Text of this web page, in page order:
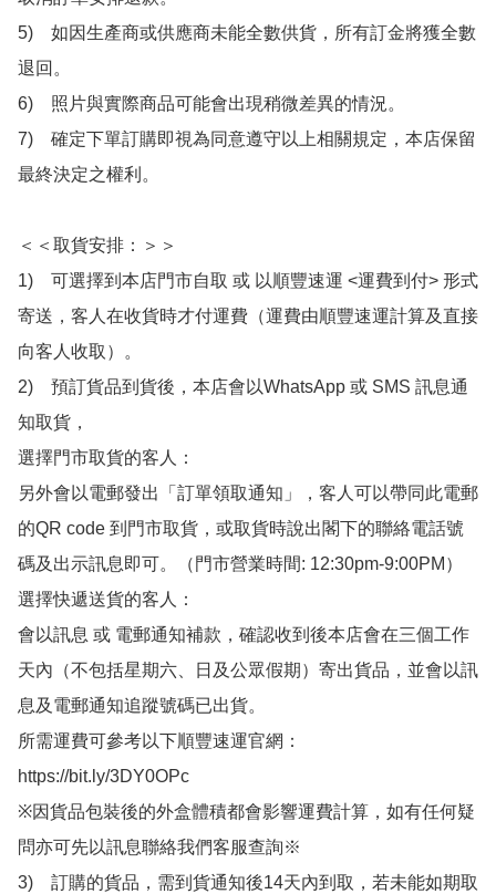
5)　如因生產商或供應商未能全數供貨，所有訂金將獲全數
退回。
6)　照片與實際商品可能會出現稍微差異的情況。
7)　確定下單訂購即視為同意遵守以上相關規定，本店保留
最終決定之權利。
＜＜取貨安排：＞＞
1)　可選擇到本店門市自取 或 以順豐速運 <運費到付> 形式
寄送，客人在收貨時才付運費（運費由順豐速運計算及直接
向客人收取）。
2)　預訂貨品到貨後，本店會以WhatsApp 或 SMS 訊息通
知取貨，
選擇門市取貨的客人：
另外會以電郵發出「訂單領取通知」，客人可以帶同此電郵
的QR code 到門市取貨，或取貨時說出閣下的聯絡電話號
碼及出示訊息即可。（門市營業時間: 12:30pm-9:00PM）
選擇快遞送貨的客人：
會以訊息 或 電郵通知補款，確認收到後本店會在三個工作
天內（不包括星期六、日及公眾假期）寄出貨品，並會以訊
息及電郵通知追蹤號碼已出貨。
所需運費可參考以下順豐速運官網：
https://bit.ly/3DY0OPc
※因貨品包裝後的外盒體積都會影響運費計算，如有任何疑
問亦可先以訊息聯絡我們客服查詢※
3)　訂購的貨品，需到貨通知後14天內到取，若未能如期取